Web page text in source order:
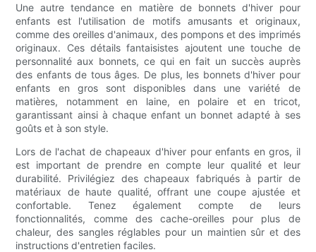
Une autre tendance en matière de bonnets d'hiver pour
enfants est l'utilisation de motifs amusants et originaux,
comme des oreilles d'animaux, des pompons et des imprimés
originaux. Ces détails fantaisistes ajoutent une touche de
personnalité aux bonnets, ce qui en fait un succès auprès
des enfants de tous âges. De plus, les bonnets d'hiver pour
enfants en gros sont disponibles dans une variété de
matières, notamment en laine, en polaire et en tricot,
garantissant ainsi à chaque enfant un bonnet adapté à ses
goûts et à son style.
Lors de l'achat de chapeaux d'hiver pour enfants en gros, il
est important de prendre en compte leur qualité et leur
durabilité. Privilégiez des chapeaux fabriqués à partir de
matériaux de haute qualité, offrant une coupe ajustée et
confortable. Tenez également compte de leurs
fonctionnalités, comme des cache-oreilles pour plus de
chaleur, des sangles réglables pour un maintien sûr et des
instructions d'entretien faciles.